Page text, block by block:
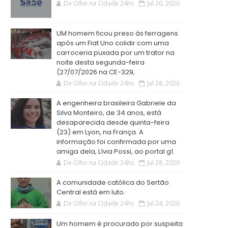
De Olho na Cidade 24hs Jul 30, 2026
UM homem ficou preso às ferragens
após um Fiat Uno colidir com uma
carroceria puxada por um trator na
noite desta segunda-feira
(27/07/2026 na CE-329,
De Olho na Cidade 24hs Jul 28, 2026
A engenheira brasileira Gabriele da
Silva Monteiro, de 34 anos, está
desaparecida desde quinta-feira
(23) em Lyon, na França. A
informação foi confirmada por uma
amiga dela, Lívia Possi, ao portal g1.
De Olho na Cidade 24hs Jul 28, 2026
A comunidade católica do Sertão
Central está em luto.
De Olho na Cidade 24hs Jul 24, 2026
Um homem é procurado por suspeita